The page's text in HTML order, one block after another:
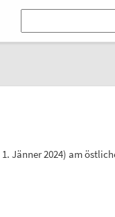
1. Jänner 2024) am